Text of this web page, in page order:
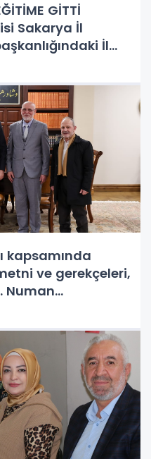
GİTTİ
Sakarya İl
İl
ve Teşkilat işleri
kapsamında
ve gerekçeleri,
Numan